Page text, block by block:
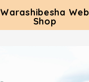
Warashibesha Web
Shop